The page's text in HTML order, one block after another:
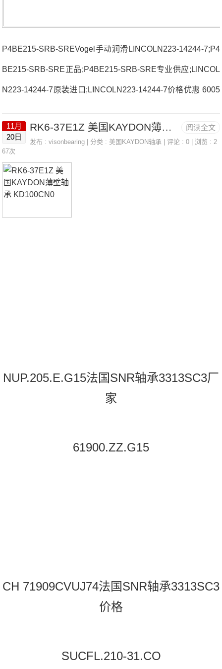
P4BE215-SRB-SREVogel手动润滑LINCOLN223-14244-7;P4
BE215-SRB-SRE正品;P4BE215-SRB-SRE专业供应;LINCOL
N223-14244-7原装进口;LINCOLN223-14244-7价格优惠 6005
J84法国SNR轴承3313SC3价格SC.510.TANJ319.EG15法国S
NR轴承3313SC3参数3313SC3价格,3313SC3采购 热销型号
推荐：3313SC3，FB22427-H RK6-37E1Z，P4BE215-SRB-
SRE热销品牌推荐：HK3016V36830
阅读全文
11月
20日
RK6-37E1Z 美国KAYDON薄壁轴承 KD100CN0
发布 :visonbearing | 分类 :美国KAYDON轴承 | 评论 : 0 | 浏览 : 2
67次
NUP.205.E.G15法国SNR轴承3313SC3厂
家
61900.ZZ.G15
CH 71909CVUJ74法国SNR轴承3313SC3
价格
SUCFL.210-31.CO